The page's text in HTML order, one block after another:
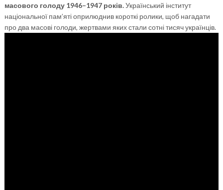
масового голоду 1946–1947 років.Український інститут
національної пам’яті оприлюднив короткі ролики, щоб нагадати
про два масові голоди, жертвами яких стали сотні тисяч українців.